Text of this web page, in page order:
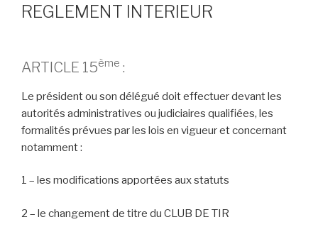
REGLEMENT INTERIEUR
ARTICLE 15ème :
Le président ou son délégué doit effectuer devant les
autorités administratives ou judiciaires qualifiées, les
formalités prévues par les lois en vigueur et concernant
notamment :
1 – les modifications apportées aux statuts
2 – le changement de titre du CLUB DE TIR